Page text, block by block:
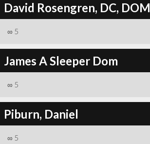
David Rosengren, DC, DOM
∞ 5
James A Sleeper Dom
∞ 5
Piburn, Daniel
∞ 5